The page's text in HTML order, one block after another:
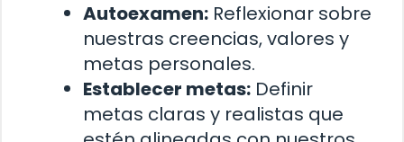
Autoexamen: Reflexionar sobre
nuestras creencias, valores y
metas personales.
Establecer metas: Definir
metas claras y realistas que